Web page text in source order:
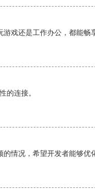
戏还是工作办公，都能畅
的连接。
情况，希望开发者能够优